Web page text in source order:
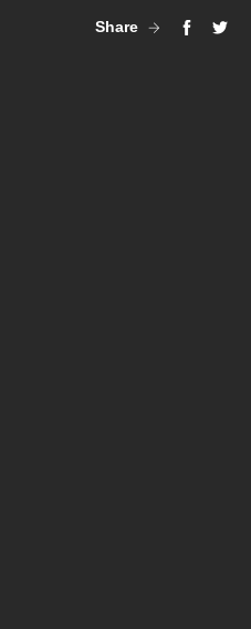
Share